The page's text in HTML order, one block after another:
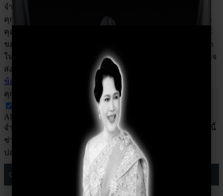
จำเป็นต่อการทำงานของฟังก์ชันพื้นฐานของเว็บไซต์ เรายังใช้
คุกกี้ของบุคคลที่สามที่ช่วยเราวิเคราะห์และทำความเข้าใจว่า
คุณใช้เว็บไซต์นี้อย่างไร คุกกี้เหล่านี้จะถูกเก็บไว้ในเบราว์เซอร์
ของคุณเมื่อได้รับความยินยอมจากคุณเท่านั้น คุณยังมีตัวเลือก
ในการเลือกไม่ใช้คุกกี้เหล่านี้ แต่การเลือกไม่ใช้คุกกี้บางตัวอาจ
ส่งผลต่อประสบการณ์การท่องเว็บของคุณ
ข้อมูลส่วนบุคคล (Privacy Policy)
คุกกี้ที่มีความจำเป็น
Always Enabled
จำเป็นอย่างยิ่งเพื่อให้เว็บไซต์ทำงานได้อย่างถูกต้อง คุกกี้เหล่านี้
ช่วยให้มั่นใจถึงฟังก์ชันพื้นฐานและคุณลักษณะด้านความ
ปลอดภัยของเว็บไซต์โดยไม่ระบุชื่อ
Cookie Duration Description
Cloudflare sets this cookie to